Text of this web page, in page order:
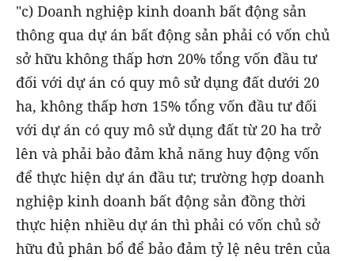
"c) Doanh nghiệp kinh doanh bất động sản
thông qua dự án bất động sản phải có vốn chủ
sở hữu không thấp hơn 20% tổng vốn đầu tư
đối với dự án có quy mô sử dụng đất dưới 20
ha, không thấp hơn 15% tổng vốn đầu tư đối
với dự án có quy mô sử dụng đất từ 20 ha trở
lên và phải bảo đảm khả năng huy động vốn
để thực hiện dự án đầu tư; trường hợp doanh
nghiệp kinh doanh bất động sản đồng thời
thực hiện nhiều dự án thì phải có vốn chủ sở
hữu đủ phân bổ để bảo đảm tỷ lệ nêu trên của